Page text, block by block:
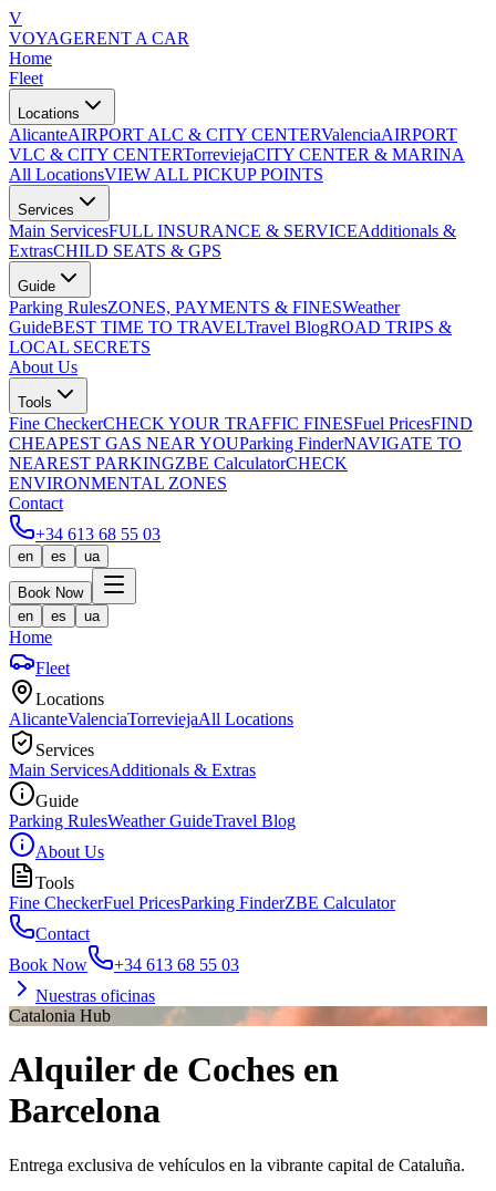
V
VOYAGERENT A CAR
Home
Fleet
Locations
AlicanteAIRPORT ALC & CITY CENTERValenciaAIRPORT
VLC & CITY CENTERTorreviejaCITY CENTER & MARINA
All LocationsVIEW ALL PICKUP POINTS
Services
Main ServicesFULL INSURANCE & SERVICEAdditionals &
ExtrasCHILD SEATS & GPS
Guide
Parking RulesZONES, PAYMENTS & FINESWeather
GuideBEST TIME TO TRAVELTravel BlogROAD TRIPS &
LOCAL SECRETS
About Us
Tools
Fine CheckerCHECK YOUR TRAFFIC FINESFuel PricesFIND
CHEAPEST GAS NEAR YOUParking FinderNAVIGATE TO
NEAREST PARKINGZBE CalculatorCHECK
ENVIRONMENTAL ZONES
Contact
+34 613 68 55 03
en es ua
Book Now
en
es ua
Home
Fleet
Locations
AlicanteValenciaTorreviejaAll Locations
Services
Main ServicesAdditionals & Extras
Guide
Parking RulesWeather GuideTravel Blog
About Us
Tools
Fine CheckerFuel PricesParking FinderZBE Calculator
Contact
Book Now
+34 613 68 55 03
Nuestras oficinas
Catalonia Hub
Alquiler de Coches en
Barcelona
Entrega exclusiva de vehículos en la vibrante capital de Cataluña.